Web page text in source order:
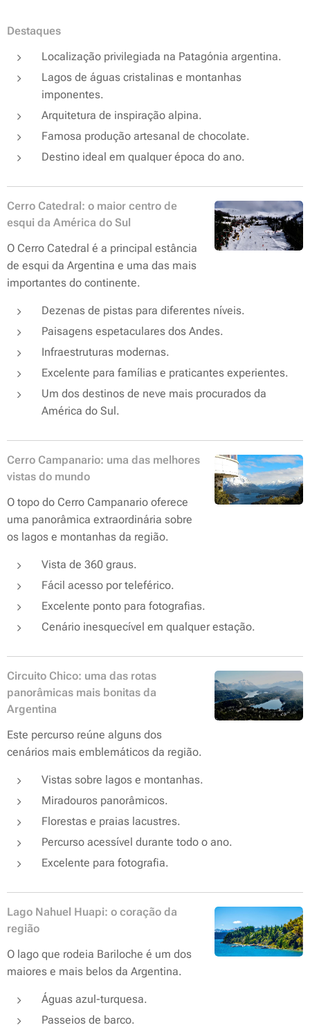
Destaques
Localização privilegiada na Patagónia argentina.
Lagos de águas cristalinas e montanhas
imponentes.
Arquitetura de inspiração alpina.
Famosa produção artesanal de chocolate.
Destino ideal em qualquer época do ano.
Cerro Catedral: o maior centro de
esqui da América do Sul
O Cerro Catedral é a principal estância
de esqui da Argentina e uma das mais
importantes do continente.
Dezenas de pistas para diferentes níveis.
Paisagens espetaculares dos Andes.
Infraestruturas modernas.
Excelente para famílias e praticantes experientes.
Um dos destinos de neve mais procurados da
América do Sul.
Cerro Campanario: uma das melhores
vistas do mundo
O topo do Cerro Campanario oferece
uma panorâmica extraordinária sobre
os lagos e montanhas da região.
Vista de 360 graus.
Fácil acesso por teleférico.
Excelente ponto para fotografias.
Cenário inesquecível em qualquer estação.
Circuito Chico: uma das rotas
panorâmicas mais bonitas da
Argentina
Este percurso reúne alguns dos
cenários mais emblemáticos da região.
Vistas sobre lagos e montanhas.
Miradouros panorâmicos.
Florestas e praias lacustres.
Percurso acessível durante todo o ano.
Excelente para fotografia.
Lago Nahuel Huapi: o coração da
região
O lago que rodeia Bariloche é um dos
maiores e mais belos da Argentina.
Águas azul-turquesa.
Passeios de barco.